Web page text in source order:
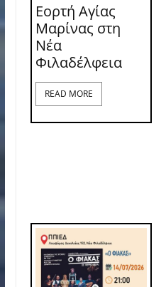
Εορτή Αγίας
Μαρίνας στη
Νέα
Φιλαδέλφεια
READ MORE